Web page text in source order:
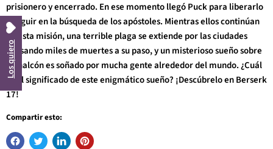
prisionero y encerrado. En ese momento llegó Puck para liberarlo
y seguir en la búsqueda de los apóstoles. Mientras ellos continúan
en esta misión, una terrible plaga se extiende por las ciudades
causando miles de muertes a su paso, y un misterioso sueño sobre
un halcón es soñado por mucha gente alrededor del mundo. ¿Cuál
es el significado de este enigmático sueño? ¡Descúbrelo en Berserk
17!
Compartir esto:
Los quiero